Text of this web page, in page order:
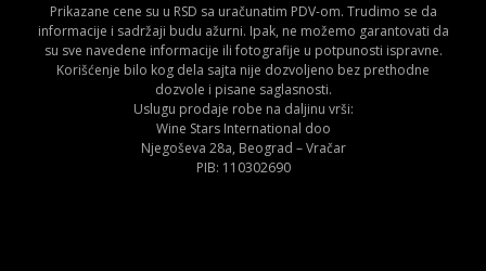
Prikazane cene su u RSD sa uračunatim PDV-om. Trudimo se da
informacije i sadržaji budu ažurni. Ipak, ne možemo garantovati da
su sve navedene informacije ili fotografije u potpunosti ispravne.
Korišćenje bilo kog dela sajta nije dozvoljeno bez prethodne
dozvole i pisane saglasnosti.
Uslugu prodaje robe na daljinu vrši:
Wine Stars International doo
Njegoševa 28a, Beograd – Vračar
PIB: 110302690